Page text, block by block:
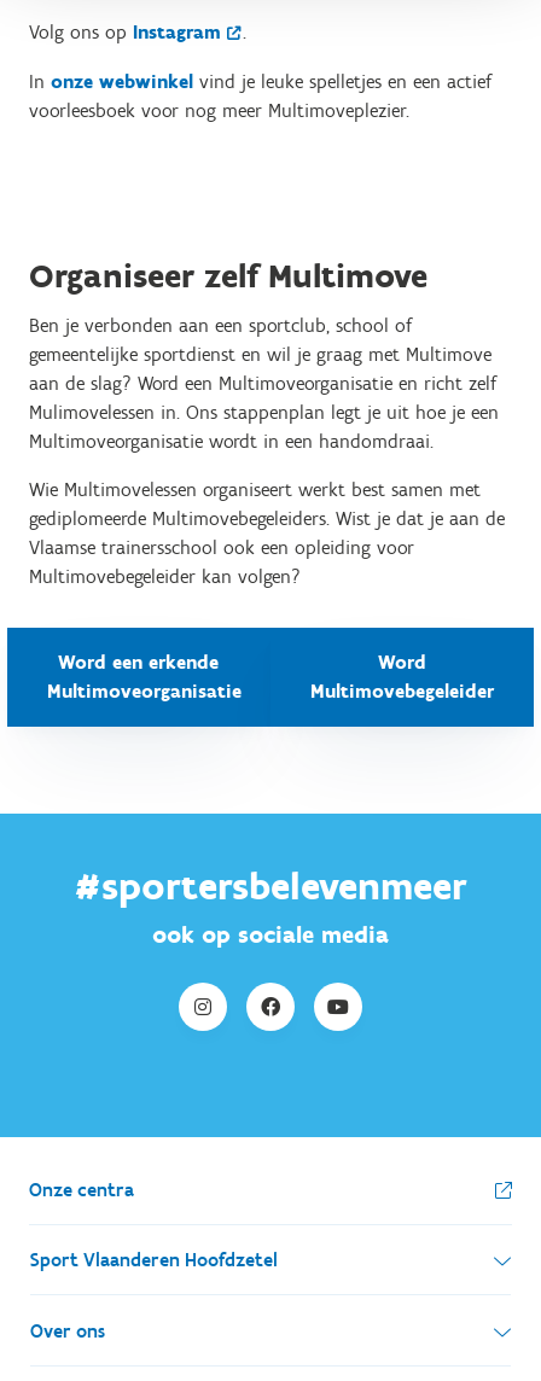
Volg ons op Instagram .
In onze webwinkel vind je leuke spelletjes en een actief
voorleesboek voor nog meer Multimoveplezier.
Organiseer zelf Multimove
Ben je verbonden aan een sportclub, school of
gemeentelijke sportdienst en wil je graag met Multimove
aan de slag? Word een Multimoveorganisatie en richt zelf
Mulimovelessen in. Ons stappenplan legt je uit hoe je een
Multimoveorganisatie wordt in een handomdraai.
Wie Multimovelessen organiseert werkt best samen met
gediplomeerde Multimovebegeleiders. Wist je dat je aan de
Vlaamse trainersschool ook een opleiding voor
Multimovebegeleider kan volgen?
Word een erkende
Multimoveorganisatie
Word
Multimovebegeleider
#sportersbelevenmeer
ook op sociale media
Onze centra
Sport Vlaanderen Hoofdzetel
Simon Bolivarlaan 17
1000 Brussel
Over ons